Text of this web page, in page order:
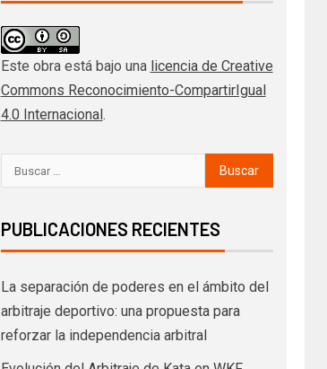
Este obra está bajo una licencia de Creative
Commons Reconocimiento-CompartirIgual
4.0 Internacional .
PUBLICACIONES RECIENTES
La separación de poderes en el ámbito del
arbitraje deportivo: una propuesta para
reforzar la independencia arbitral